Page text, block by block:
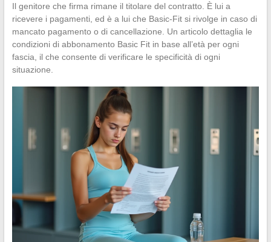
Il genitore che firma rimane il titolare del contratto. È lui a
ricevere i pagamenti, ed è a lui che Basic-Fit si rivolge in caso di
mancato pagamento o di cancellazione. Un articolo dettaglia le
condizioni di abbonamento Basic Fit in base all’età per ogni
fascia, il che consente di verificare le specificità di ogni
situazione.